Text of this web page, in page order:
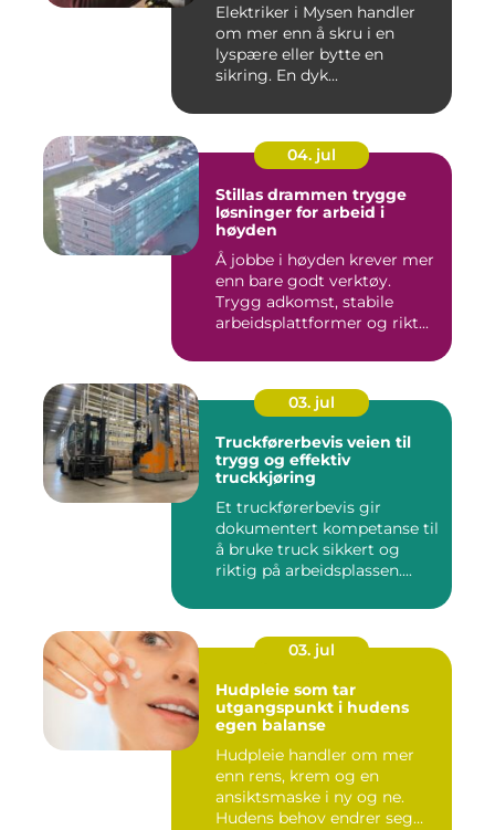
Elektriker i Mysen handler
om mer enn å skru i en
lyspære eller bytte en
sikring. En dyk...
04. jul
Stillas drammen trygge
løsninger for arbeid i
høyden
Å jobbe i høyden krever mer
enn bare godt verktøy.
Trygg adkomst, stabile
arbeidsplattformer og rikt...
03. jul
Truckførerbevis veien til
trygg og effektiv
truckkjøring
Et truckførerbevis gir
dokumentert kompetanse til
å bruke truck sikkert og
riktig på arbeidsplassen....
03. jul
Hudpleie som tar
utgangspunkt i hudens
egen balanse
Hudpleie handler om mer
enn rens, krem og en
ansiktsmaske i ny og ne.
Hudens behov endrer seg